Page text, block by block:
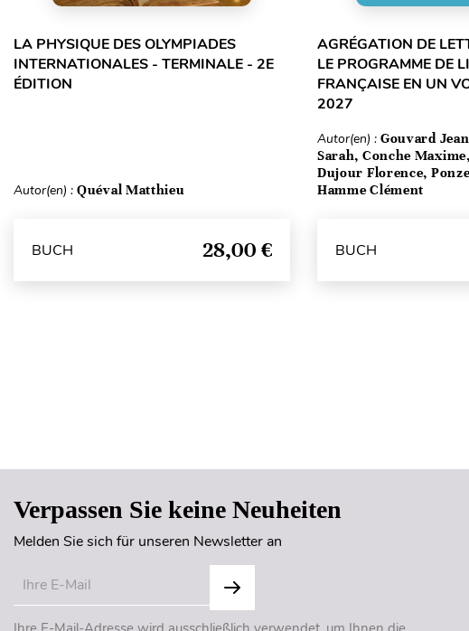
LA PHYSIQUE DES OLYMPIADES
INTERNATIONALES - TERMINALE - 2E
ÉDITION
Autor(en) : Quéval Matthieu
BUCH 28,00 €
AGRÉGATION DE
LE PROGRAMME DE
FRANÇAISE EN UN
2027
Autor(en) : Gouvard
Sarah, Conche
Dujour Florence,
Hamme Clément
BUCH
Verpassen Sie keine Neuheiten
Melden Sie sich für unseren Newsletter an